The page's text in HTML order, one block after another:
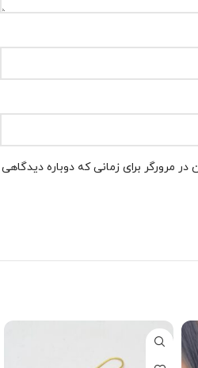
مرورگر برای زمانی که دوباره دیدگاهی